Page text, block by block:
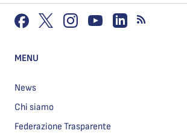
MENU
News
Chi siamo
Federazione Trasparente